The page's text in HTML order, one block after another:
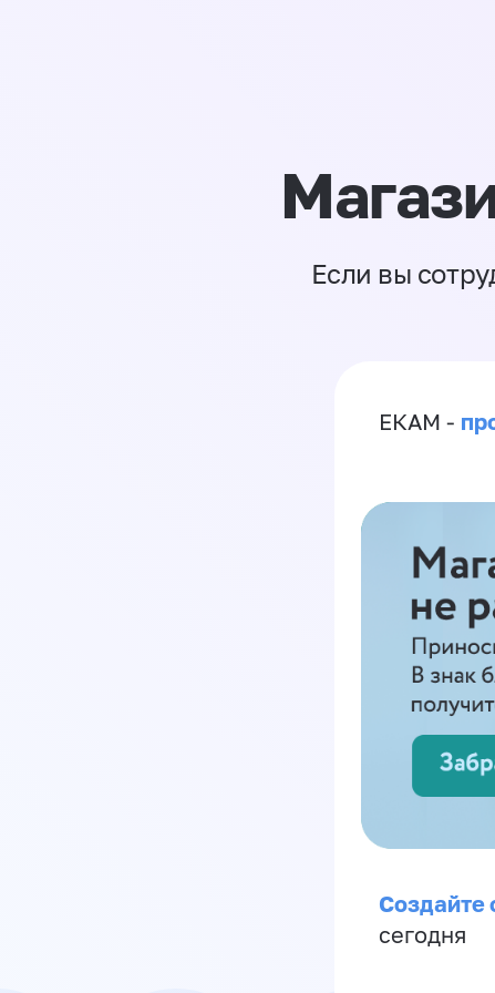
Если вы
ЕКАМ -
Создайте
сегодня